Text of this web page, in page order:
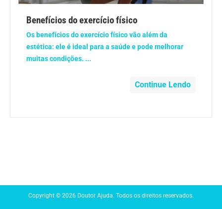
Anestesia
Aparelho Digestivo
Benefícios do exercício físico
Os benefícios do exercício físico vão além da
estética: ele é ideal para a saúde e pode melhorar
muitas condições. ...
Continue Lendo
Copyright © 2026 Doutor Ajuda. Todos os direitos reservados.